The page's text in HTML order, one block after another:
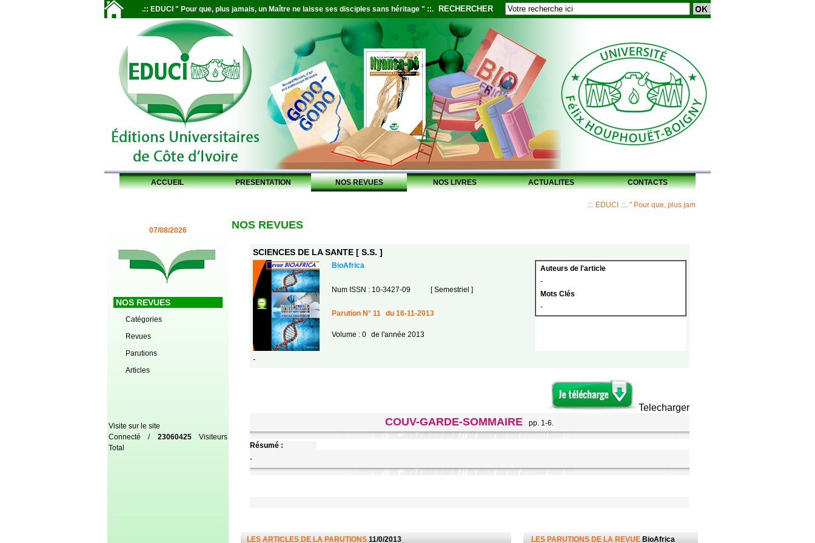
.:: EDUCI " Pour que, plus jamais, un Maître ne laisse ses disciples sans héritage " ::. RECHERCHER
ACCUEIL PRESENTATION NOS REVUES NOS LIVRES ACTUALITES CONTACTS
.::. EDUCI .::. " Pour que, plus jamais, un Maître ne laisse ses disciples
07/08/2026
NOS REVUES
Catégories
Revues
Parutions
Articles
Visite sur le site
Connecté / 23060425Visiteurs
Total
NOS REVUES
SCIENCES DE LA SANTE [ S.S. ]
BioAfrica
Auteurs de l'article
-
Mots Clés
-
Num ISSN : 10-3427-09 [ Semestriel ]
Parution N° 11 du 16-11-2013
Volume : 0 de l'année 2013
-
Telecharger
COUV-GARDE-SOMMAIRE pp. 1-6.
Résumé :
-
LES ARTICLES DE LA PARUTIONS 11/0/2013 LES PARUTIONS DE LA REVUE BioAfrica